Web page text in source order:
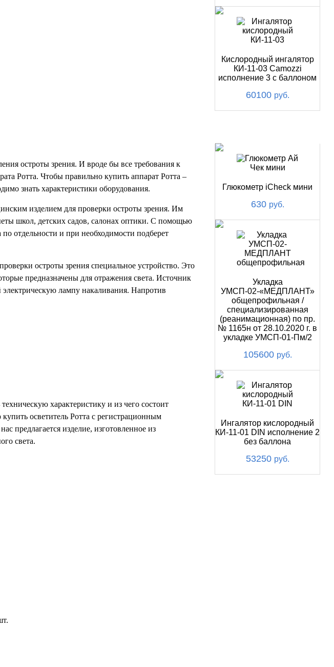
остроты зрения. И вроде бы все требования к
Ротта. Чтобы правильно купить аппарат Ротта –
знать характеристики оборудования.
изделием для проверки остроты зрения. Им
школ, детских садов, салонах оптики. С помощью
по отдельности и при необходимости подберет
остроты зрения специальное устройство. Это
предназначены для отражения света. Источник
электрическую лампу накаливания. Напротив
характеристику и из чего состоит
осветитель Ротта с регистрационным
предлагается изделие, изготовленное из
света.
Кислородный ингалятор
КИ-11-03 Camozzi
исполнение 3 с баллоном
60100 руб.
Глюкометр iCheсk мини
630 руб.
Укладка
УМСП-02-«МЕДПЛАНТ»
общепрофильная /
специализированная
(реанимационная) по пр.
№ 1165н от 28.10.2020 г. в
укладке УМСП-01-Пм/2
105600 руб.
Ингалятор кислородный
КИ-11-01 DIN исполнение 2
без баллона
53250 руб.